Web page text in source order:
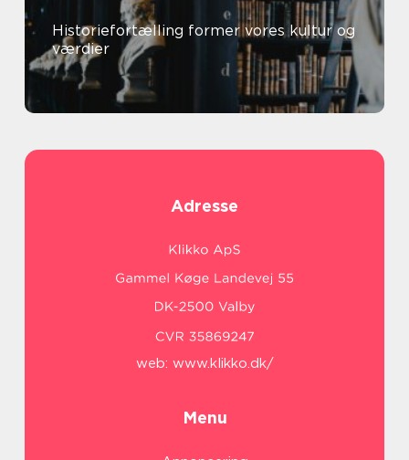
Historiefortælling former vores kultur og
værdier
Adresse
web: www.klikko.dk/
Menu